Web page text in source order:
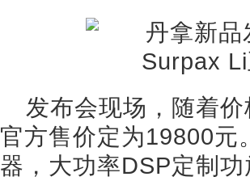
发布会现场，随着
官方售价定为19800元
器，大功率DSP定制